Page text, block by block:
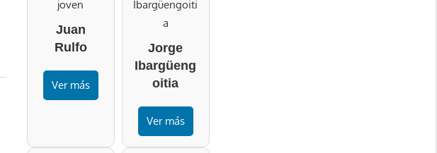
Juan
Rulfo
Ver más
Jorge
Ibargüeng
oitia
Ver más